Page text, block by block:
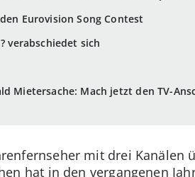
Eurovision Song Contest
verabschiedet sich
Mietersache: Mach jetzt den TV-
mit drei Kanälen
hat in den vergangenen